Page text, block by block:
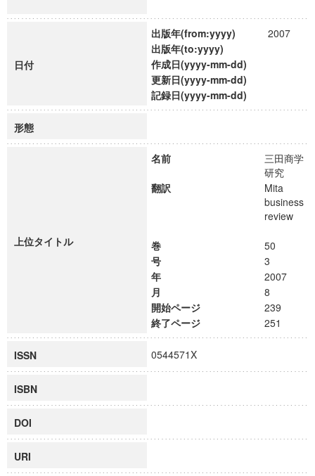
日付
出版年(from:yyyy)
2007
出版年(to:yyyy)
作成日(yyyy-mm-dd)
更新日(yyyy-mm-dd)
記録日(yyyy-mm-dd)
形態
上位タイトル
名前
三田商学
研究
翻訳
Mita
business
review
巻
50
号
3
年
2007
月
8
開始ページ
239
終了ページ
251
ISSN 0544571X
ISBN
DOI
URI